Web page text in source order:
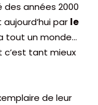
années 2000
par le
tout un monde…
c’est tant mieux
de leur